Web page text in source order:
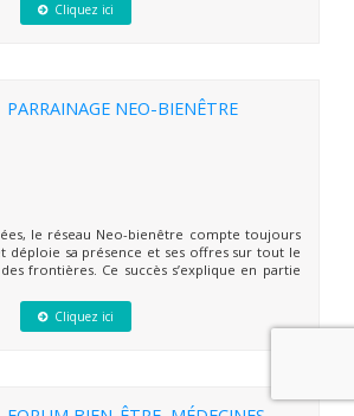
Cliquez ici
PARRAINAGE NEO-BIENÊTRE
le réseau Neo-bienêtre compte toujours
déploie sa présence et ses offres sur tout le
frontières. Ce succès s’explique en partie
Cliquez ici